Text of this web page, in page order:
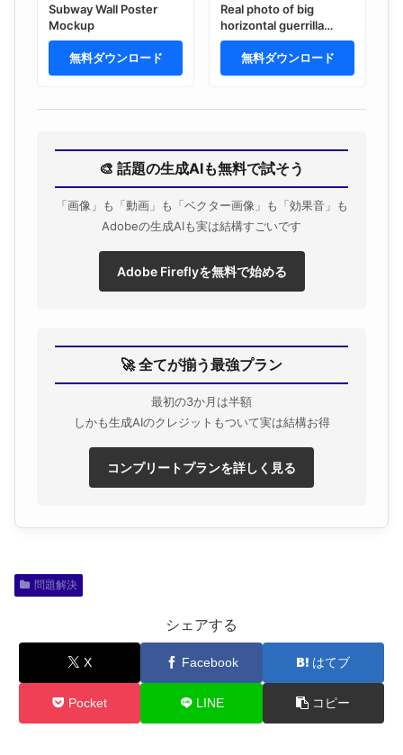
Subway Wall Poster
Mockup
無料ダウンロード
Real photo of big
horizontal guerrilla
poster in London. PSD
template Mockup.
無料ダウンロード
🎨 話題の生成AIも無料で試そう
「画像」も「動画」も「ベクター画像」も「効果音」も
Adobeの生成AIも実は結構すごいです
Adobe Fireflyを無料で始める
🚀 全てが揃う最強プラン
最初の3か月は半額
しかも生成AIのクレジットもついて実は結構お得
コンプリートプランを詳しく見る
問題解決
シェアする
X Facebook はてブ
Pocket LINE コピー